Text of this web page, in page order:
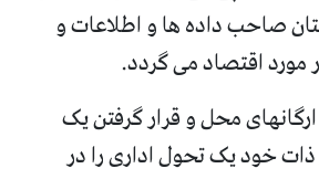
صاحب داده ها و اطلاعات و
اقتصاد می گردد.
محل و قرار گرفتن یک
خود یک تحول اداری را در